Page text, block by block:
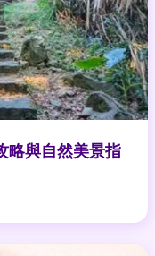
略與自然美景指